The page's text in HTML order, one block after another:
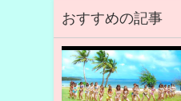
おすすめの記事